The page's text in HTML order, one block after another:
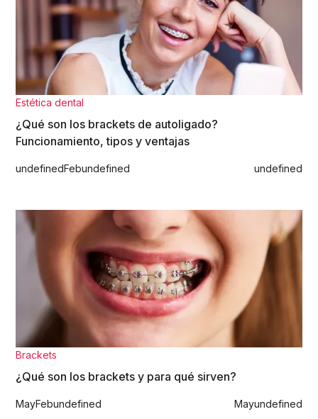
Estética dental
¿Qué son los brackets de autoligado?
Funcionamiento, tipos y ventajas
undefinedFebundefined undefined
Brackets
¿Qué son los brackets y para qué sirven?
MayFebundefined Mayundefined